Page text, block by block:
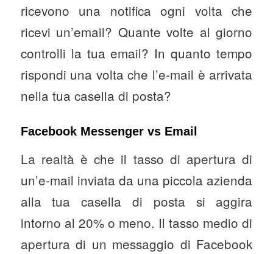
ricevono una notifica ogni volta che
ricevi un’email? Quante volte al giorno
controlli la tua email? In quanto tempo
rispondi una volta che l’e-mail è arrivata
nella tua casella di posta?
Facebook Messenger vs Email
La realtà è che il tasso di apertura di
un’e-mail inviata da una piccola azienda
alla tua casella di posta si aggira
intorno al 20% o meno. Il tasso medio di
apertura di un messaggio di Facebook